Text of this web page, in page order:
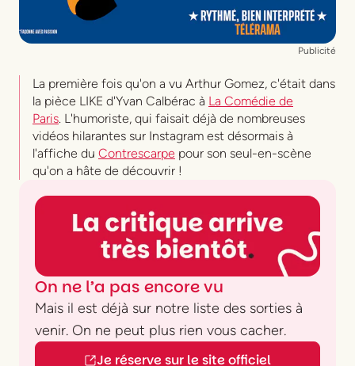
Publicité
La première fois qu'on a vu Arthur Gomez, c'était dans
la pièce LIKE d'Yvan Calbérac à La Comédie de
Paris. L'humoriste, qui faisait déjà de nombreuses
vidéos hilarantes sur Instagram est désormais à
l'affiche du Contrescarpe pour son seul-en-scène
qu'on a hâte de découvrir !
On ne l’a pas encore vu
Mais il est déjà sur notre liste des sorties à
venir. On ne peut plus rien vous cacher.
Je réserve sur le site officiel